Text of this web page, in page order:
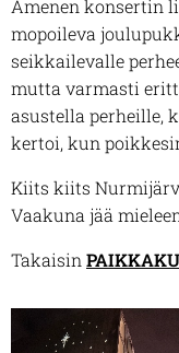
Amenen konsertin
mopoileva
seikkailevalle
mutta varmasti
asustella perheille,
kertoi, kun
Kiits kiits
Vaakuna jää
Takaisin